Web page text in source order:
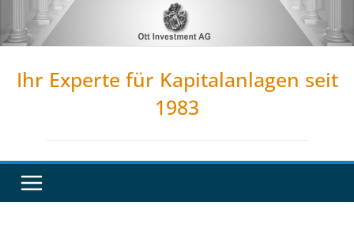
Inhalt
Ihr Experte für Kapitalanlagen seit
1983